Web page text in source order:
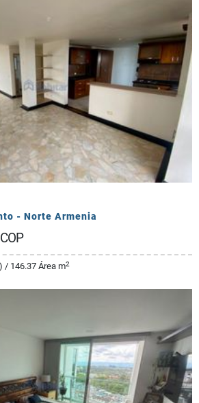
- Norte Armenia
COP
/ 146.37 Área m2